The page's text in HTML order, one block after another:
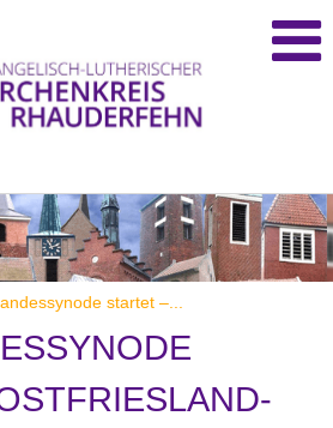
Foto: fentjer
startet –...